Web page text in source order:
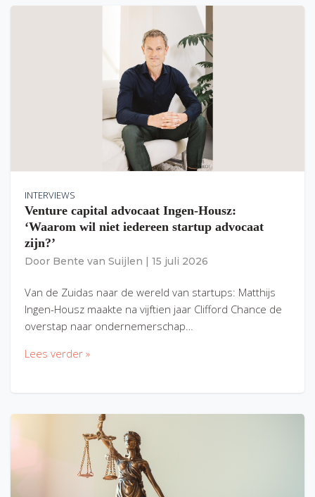
INTERVIEWS
Venture capital advocaat Ingen-Housz:
‘Waarom wil niet iedereen startup advocaat
zijn?’
Door Bente van Suijlen 15 juli 2026
Van de Zuidas naar de wereld van startups: Matthijs
Ingen-Housz maakte na vijftien jaar Clifford Chance de
overstap naar ondernemerschap…
Lees verder »